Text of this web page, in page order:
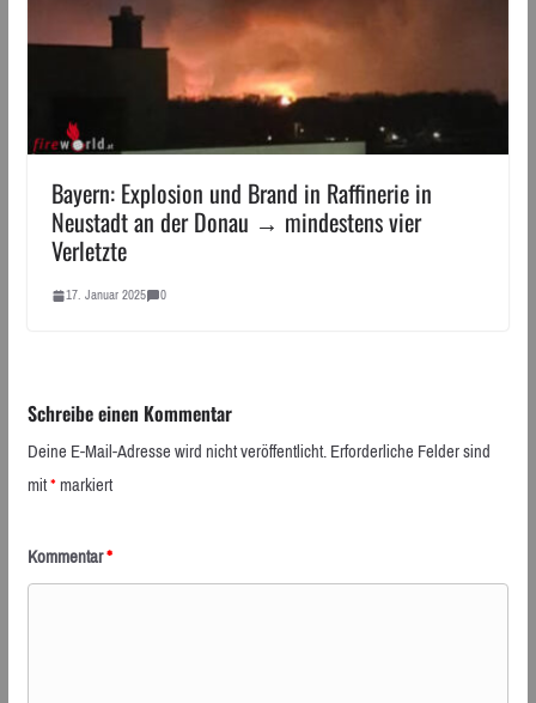
Bayern: Explosion und Brand in Raffinerie in
Neustadt an der Donau → mindestens vier
Verletzte
17. Januar 2025 0
Schreibe einen Kommentar
Deine E-Mail-Adresse wird nicht veröffentlicht.Erforderliche Felder sind
mit*markiert
Kommentar*